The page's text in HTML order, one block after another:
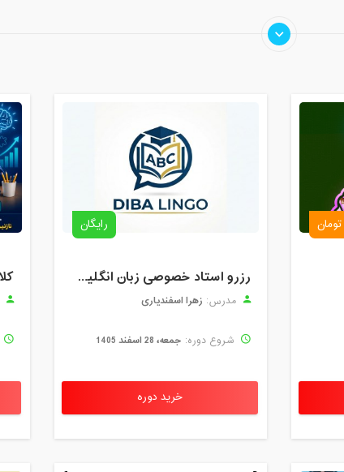
رایگان
رزرو استاد خصوصی زبان انگلیسی | کلاس یک‌نفره با زهرا اسفندیاری + مشاوره رایگان
مدرس: زهرا اسفندیاری
شروع دوره: جمعه، 28 اسفند 1405
خرید دوره